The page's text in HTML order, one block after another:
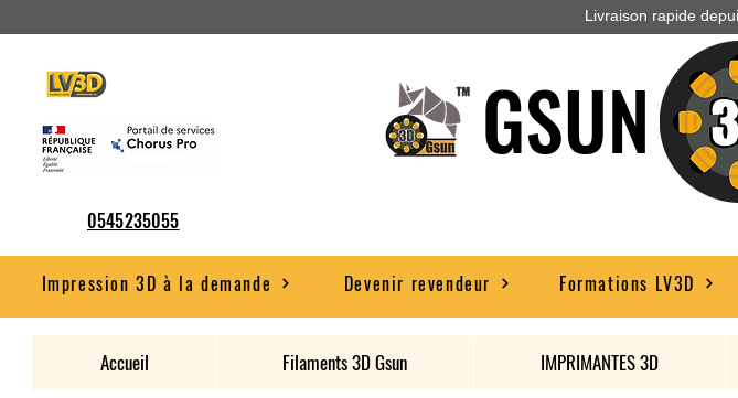
Livraison rapide
0545235055
Impression 3D à la demande Devenir revendeur Formations LV3D
Accueil Filaments 3D Gsun IMPRIMANTES 3D